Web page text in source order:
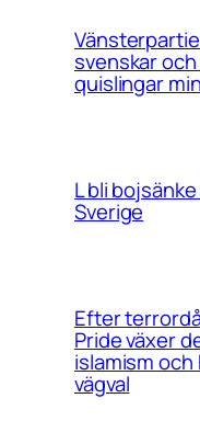
svenskar och
quislingar
L bli
Sverige
Efter
Pride växer
islamism
vägval